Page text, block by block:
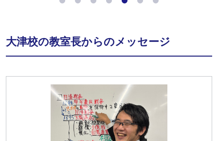
大津校の教室長からのメッセージ